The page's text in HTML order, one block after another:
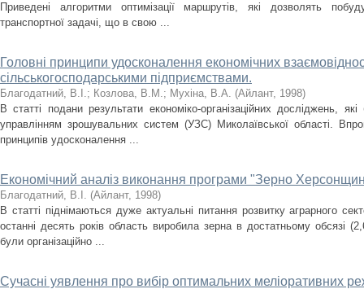
Приведені алгоритми оптимізації маршрутів, які дозволять
транспортної задачі, що в свою ...
Головні принципи удосконалення економічних
сільськогосподарськими підприємствами.
Благодатний, В.І.; Козлова, В.М.; Мухіна, В.А. (Айлант, 1998)
В статті подани результати економіко-організаційних досліджень,
управлінням зрошувальних систем (УЗС) Миколаївської області.
принципів удосконалення ...
Економічний аналіз виконання програми "Зерно
Благодатний, В.І. (Айлант, 1998)
В статті піднімаються дуже актуальні питання розвитку аграрного
останні десять років область виробила зерна в достатньому обсязі
були організаційно ...
Сучасні уявлення про вибір оптимальних меліоративних